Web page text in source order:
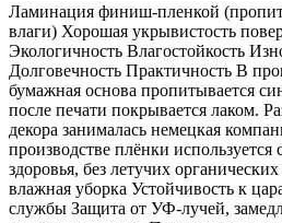
Ламинация финиш-пленкой
влаги) Хорошая укрывистость
Экологичность Влагостойкость
Долговечность Практичность В
бумажная основа пропитывается
после печати покрывается лаком.
декора занималась немецкая
производстве плёнки используется
здоровья, без летучих
влажная уборка Устойчивость к
службы Защита от УФ-лучей,